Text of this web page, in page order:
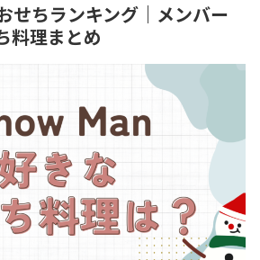
せちランキング｜メンバー
料理まとめ